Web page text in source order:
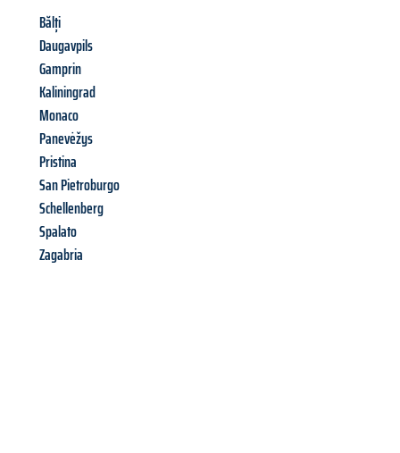
Bălți
Daugavpils
Gamprin
Kaliningrad
Monaco
Panevėžys
Pristina
San Pietroburgo
Schellenberg
Spalato
Zagabria